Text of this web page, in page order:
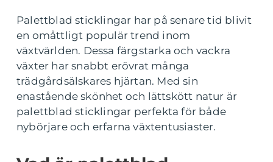
Palettblad sticklingar har på senare tid blivit
en omåttligt populär trend inom
växtvärlden. Dessa färgstarka och vackra
växter har snabbt erövrat många
trädgårdsälskares hjärtan. Med sin
enastående skönhet och lättskött natur är
palettblad sticklingar perfekta för både
nybörjare och erfarna växtentusiaster.